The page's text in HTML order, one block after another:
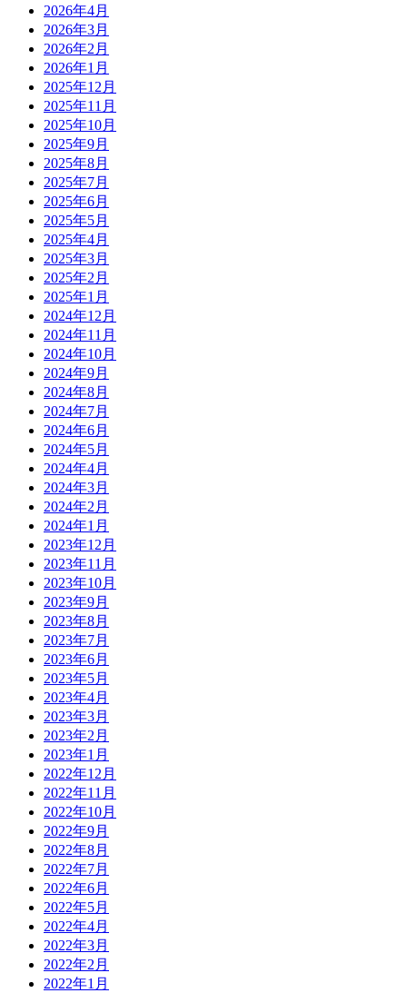
2026年4月
2026年3月
2026年2月
2026年1月
2025年12月
2025年11月
2025年10月
2025年9月
2025年8月
2025年7月
2025年6月
2025年5月
2025年4月
2025年3月
2025年2月
2025年1月
2024年12月
2024年11月
2024年10月
2024年9月
2024年8月
2024年7月
2024年6月
2024年5月
2024年4月
2024年3月
2024年2月
2024年1月
2023年12月
2023年11月
2023年10月
2023年9月
2023年8月
2023年7月
2023年6月
2023年5月
2023年4月
2023年3月
2023年2月
2023年1月
2022年12月
2022年11月
2022年10月
2022年9月
2022年8月
2022年7月
2022年6月
2022年5月
2022年4月
2022年3月
2022年2月
2022年1月